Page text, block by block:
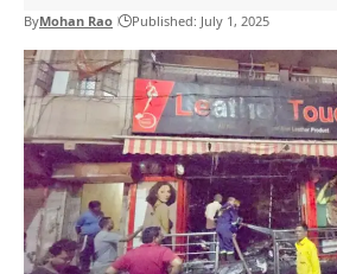
ByMohan Rao Published: July 1, 2025